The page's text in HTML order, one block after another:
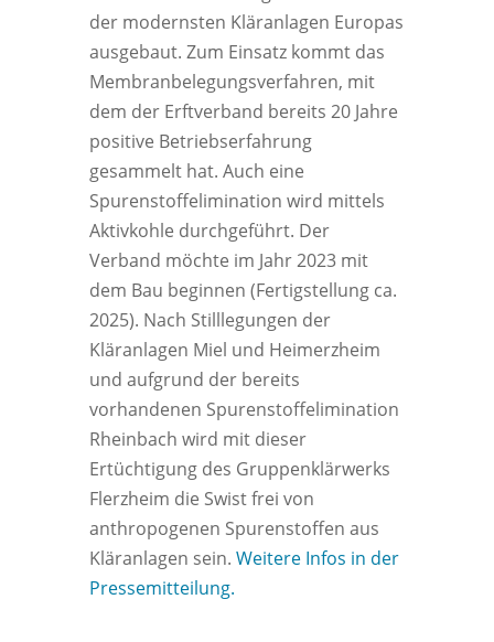
der modernsten Kläranlagen Europas
ausgebaut. Zum Einsatz kommt das
Membranbelegungsverfahren, mit
dem der Erftverband bereits 20 Jahre
positive Betriebserfahrung
gesammelt hat. Auch eine
Spurenstoffelimination wird mittels
Aktivkohle durchgeführt. Der
Verband möchte im Jahr 2023 mit
dem Bau beginnen (Fertigstellung ca.
2025). Nach Stilllegungen der
Kläranlagen Miel und Heimerzheim
und aufgrund der bereits
vorhandenen Spurenstoffelimination
Rheinbach wird mit dieser
Ertüchtigung des Gruppenklärwerks
Flerzheim die Swist frei von
anthropogenen Spurenstoffen aus
Kläranlagen sein. Weitere Infos in der
Pressemitteilung.